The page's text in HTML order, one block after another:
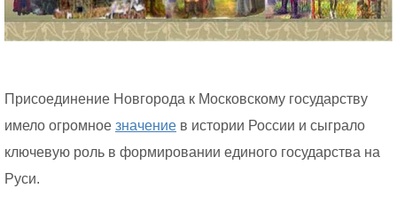
Присоединение Новгорода к Московскому государству
имело огромное значение в истории России и сыграло
ключевую роль в формировании единого государства на
Руси.